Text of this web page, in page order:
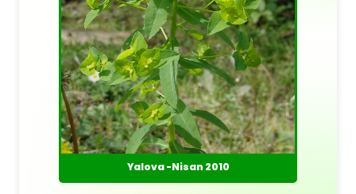
Yalova -Nisan 2010